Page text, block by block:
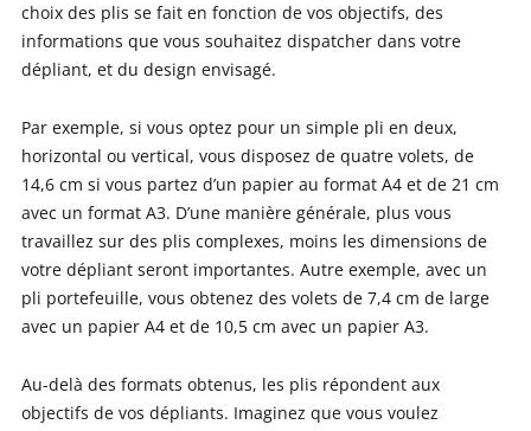
choix des plis se fait en fonction de vos objectifs, des
informations que vous souhaitez dispatcher dans votre
dépliant, et du design envisagé.
Par exemple, si vous optez pour un simple pli en deux,
horizontal ou vertical, vous disposez de quatre volets, de
14,6 cm si vous partez d’un papier au format A4 et de 21 cm
avec un format A3. D’une manière générale, plus vous
travaillez sur des plis complexes, moins les dimensions de
votre dépliant seront importantes. Autre exemple, avec un
pli portefeuille, vous obtenez des volets de 7,4 cm de large
avec un papier A4 et de 10,5 cm avec un papier A3.
Au-delà des formats obtenus, les plis répondent aux
objectifs de vos dépliants. Imaginez que vous voulez